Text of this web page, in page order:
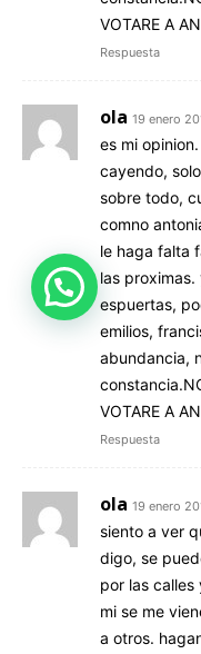
VOTARE A
Respuesta
ola 19 enero
es mi
cayendo,
sobre todo,
comno
le haga falta
las proximas.
espuertas,
emilios,
abundancia,
VOTARE A
Respuesta
ola 19 enero
siento a ver
digo, se
por las
mi se me
a otros.